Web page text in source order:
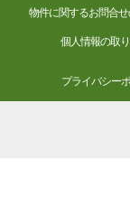
物件に関するお問合
個人情報の取
プライバシー